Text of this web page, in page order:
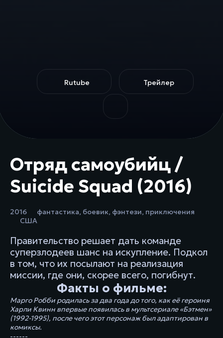
Rutube Трейлер
Отряд самоубийц /
Suicide Squad (2016)
2016 фантастика, боевик, фэнтези, приключения
США
Правительство решает дать команде
суперзлодеев шанс на искупление. Подкол
в том, что их посылают на реализация
миссии, где они, скорее всего, погибнут.
Факты о фильме:
Марго Робби родилась за два года до того, как её героиня
Харли Квинн впервые появилась в мультсериале «Бэтмен»
(1992-1995), после чего этот персонаж был адаптирован в
комиксы.
------